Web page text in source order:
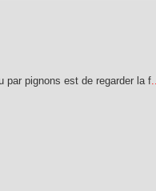
par pignons est de regarder la f